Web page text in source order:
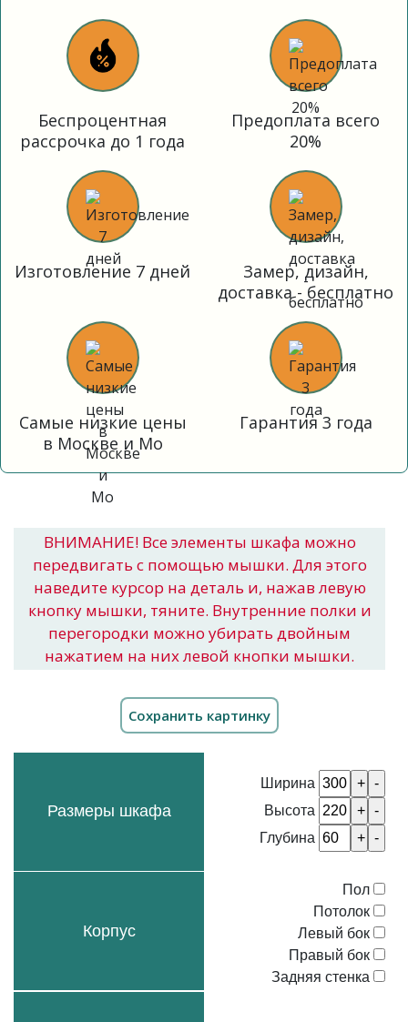
Беспроцентная
рассрочка до 1 года
Предоплата всего
20%
Изготовление 7 дней
Замер, дизайн,
доставка - бесплатно
Самые низкие цены
в Москве и Мо
Гарантия 3 года
ВНИМАНИЕ! Все элементы шкафа можно
передвигать с помощью мышки. Для этого
наведите курсор на деталь и, нажав левую
кнопку мышки, тяните. Внутренние полки и
перегородки можно убирать двойным
нажатием на них левой кнопки мышки.
Размеры шкафа
Корпус
Ширина
Высота
Глубина
Пол
Потолок
Левый бок
Правый бок
Задняя стенка